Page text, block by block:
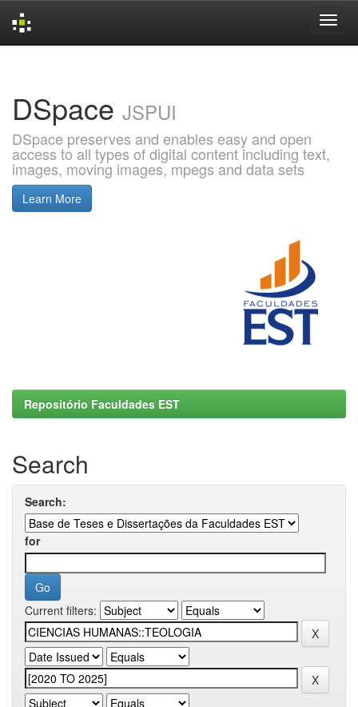
DSpace JSPUI
DSpace preserves and enables easy and open
access to all types of digital content including text,
images, moving images, mpegs and data sets
Learn More
Repositório Faculdades EST
Search
Search:
for
Current filters: